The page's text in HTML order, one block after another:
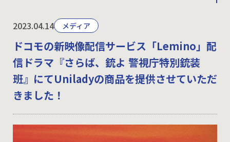
2023.04.14 メディア
ドコモの新映像配信サービス「Lemino」配
信ドラマ『さらば、銃よ 警視庁特別銃装
班』にてUniladyの商品を提供させていただ
きました！